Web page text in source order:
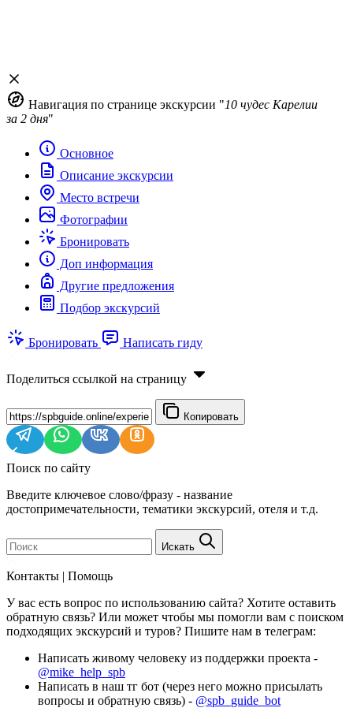
Навигация по странице экскурсии "10 чудес Карелии
за 2 дня"
Основное
Описание экскурсии
Место встречи
Фотографии
Бронировать
Доп информация
Другие предложения
Подбор экскурсий
Бронировать Написать гиду
Поделиться ссылкой на страницу
Копировать
Поиск по сайту
Введите ключевое слово/фразу - название
достопримечательности, тематики экскурсий, отеля и т.д.
Искать
Контакты | Помощь
У вас есть вопрос по использованию сайта? Хотите оставить
обратную связь? Или может чтобы мы помогли вам с поиском
подходящих экскурсий и туров? Пишите нам в телеграм:
Написать живому человеку из поддержки проекта -
@mike_help_spb
Написать в наш тг бот (через него можно присылать
вопросы и обратную связь) - @spb_guide_bot